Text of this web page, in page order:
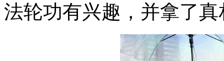
法轮功有兴趣，并拿了